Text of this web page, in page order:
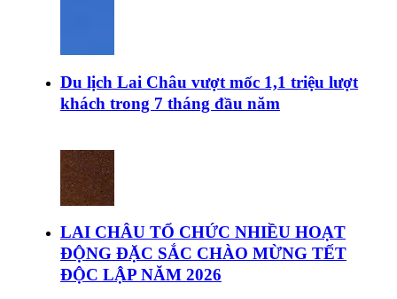
Du lịch Lai Châu vượt mốc 1,1 triệu lượt
khách trong 7 tháng đầu năm
LAI CHÂU TỔ CHỨC NHIỀU HOẠT
ĐỘNG ĐẶC SẮC CHÀO MỪNG TẾT
ĐỘC LẬP NĂM 2026